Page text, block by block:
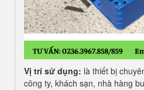
Vị trí sử dụng: là thiết bị
công ty, khách sạn, nhà hàng